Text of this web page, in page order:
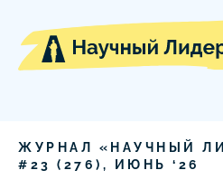
ЖУРНАЛ «НАУЧНЫЙ
# 23 ( 276 ), ИЮНЬ ‘ 26